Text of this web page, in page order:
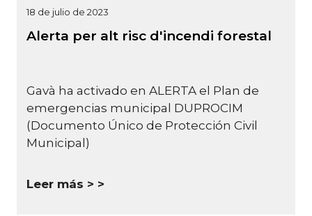
18 de julio de 2023
Alerta per alt risc d'incendi forestal
Gavà ha activado en ALERTA el Plan de
emergencias municipal DUPROCIM
(Documento Único de Protección Civil
Municipal)
Leer más >